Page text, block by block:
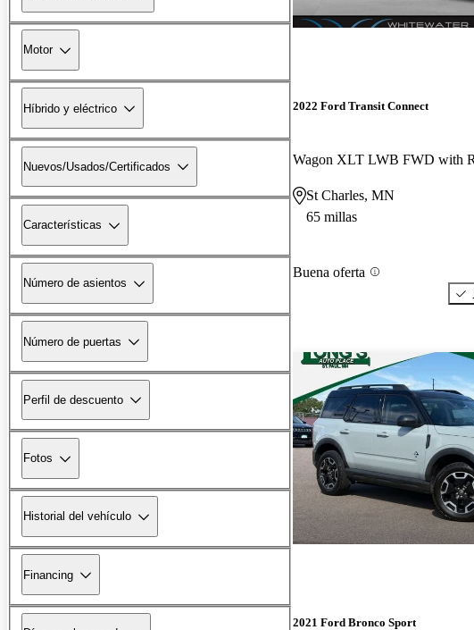
Motor
Híbrido y eléctrico
Nuevos/Usados/Certificados
Características
Número de asientos
Número de puertas
Perfil de descuento
Fotos
Historial del vehículo
Financing
2022 Ford Transit Connect
St Charles, MN
65 millas
Buena oferta
2021 Ford Bronco Sport